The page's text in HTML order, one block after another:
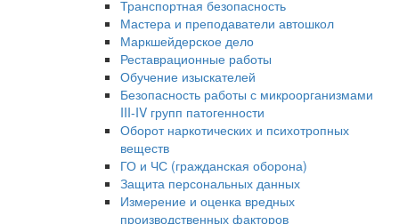
Транспортная безопасность
Мастера и преподаватели автошкол
Маркшейдерское дело
Реставрационные работы
Обучение изыскателей
Безопасность работы с микроорганизмами
III-IV групп патогенности
Оборот наркотических и психотропных
веществ
ГО и ЧС (гражданская оборона)
Защита персональных данных
Измерение и оценка вредных
производственных факторов